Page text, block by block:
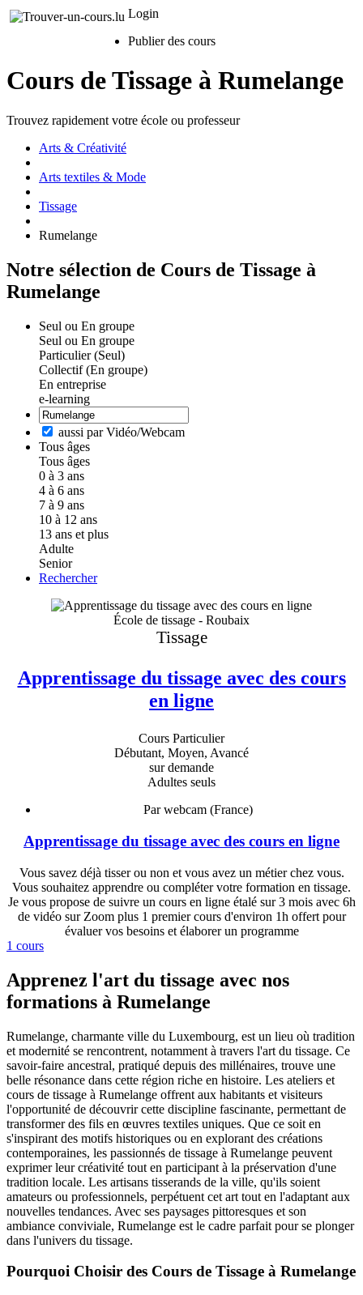
Login
Publier des cours
Cours de Tissage à Rumelange
Trouvez rapidement votre école ou professeur
Arts & Créativité
Arts textiles & Mode
Tissage
Rumelange
Notre sélection de Cours de Tissage à
Rumelange
Seul ou En groupe
Seul ou En groupe
Particulier (Seul)
Collectif (En groupe)
En entreprise
e-learning
aussi par Vidéo/Webcam
Tous âges
Tous âges
0 à 3 ans
4 à 6 ans
7 à 9 ans
10 à 12 ans
13 ans et plus
Adulte
Senior
Rechercher
École de tissage - Roubaix
Tissage
Apprentissage du tissage avec des cours
en ligne
Cours Particulier
Débutant, Moyen, Avancé
sur demande
Adultes seuls
Par webcam (France)
Apprentissage du tissage avec des cours en ligne
Vous savez déjà tisser ou non et vous avez un métier chez vous.
Vous souhaitez apprendre ou compléter votre formation en tissage.
Je vous propose de suivre un cours en ligne étalé sur 3 mois avec 6h
de vidéo sur Zoom plus 1 premier cours d'environ 1h offert pour
évaluer vos besoins et élaborer un programme
1 cours
Apprenez l'art du tissage avec nos
formations à Rumelange
Rumelange, charmante ville du Luxembourg, est un lieu où tradition
et modernité se rencontrent, notamment à travers l'art du tissage. Ce
savoir-faire ancestral, pratiqué depuis des millénaires, trouve une
belle résonance dans cette région riche en histoire. Les ateliers et
cours de tissage à Rumelange offrent aux habitants et visiteurs
l'opportunité de découvrir cette discipline fascinante, permettant de
transformer des fils en œuvres textiles uniques. Que ce soit en
s'inspirant des motifs historiques ou en explorant des créations
contemporaines, les passionnés de tissage à Rumelange peuvent
exprimer leur créativité tout en participant à la préservation d'une
tradition locale. Les artisans tisserands de la ville, qu'ils soient
amateurs ou professionnels, perpétuent cet art tout en l'adaptant aux
nouvelles tendances. Avec ses paysages pittoresques et son
ambiance conviviale, Rumelange est le cadre parfait pour se plonger
dans l'univers du tissage.
Pourquoi Choisir des Cours de Tissage à Rumelange